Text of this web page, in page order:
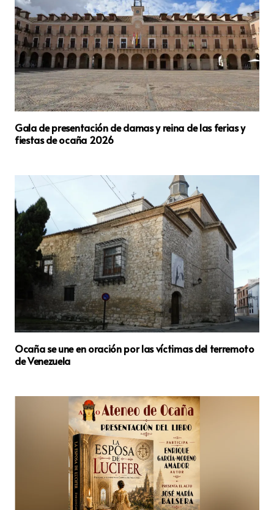
Gala de presentación de damas y reina de las ferias y
fiestas de ocaña 2026
Ocaña se une en oración por las víctimas del terremoto
de Venezuela